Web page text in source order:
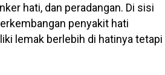
hati, dan peradangan. Di sisi
penyakit hati
lemak berlebih di hatinya tetapi